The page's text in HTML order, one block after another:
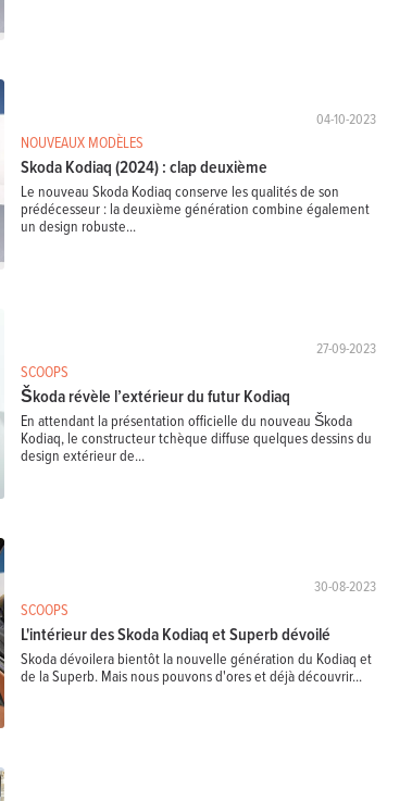
04-10-2023
NOUVEAUX MODÈLES
Skoda Kodiaq (2024) : clap deuxième
Le nouveau Skoda Kodiaq conserve les qualités de son
prédécesseur : la deuxième génération combine également
un design robuste...
27-09-2023
SCOOPS
Škoda révèle l’extérieur du futur Kodiaq
En attendant la présentation officielle du nouveau Škoda
Kodiaq, le constructeur tchèque diffuse quelques dessins du
design extérieur de...
30-08-2023
SCOOPS
L'intérieur des Skoda Kodiaq et Superb dévoilé
Skoda dévoilera bientôt la nouvelle génération du Kodiaq et
de la Superb. Mais nous pouvons d'ores et déjà découvrir...